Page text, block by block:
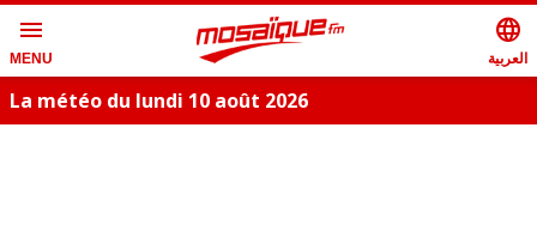
menu
MENU
language
العربية
La météo du lundi 10 août 2026